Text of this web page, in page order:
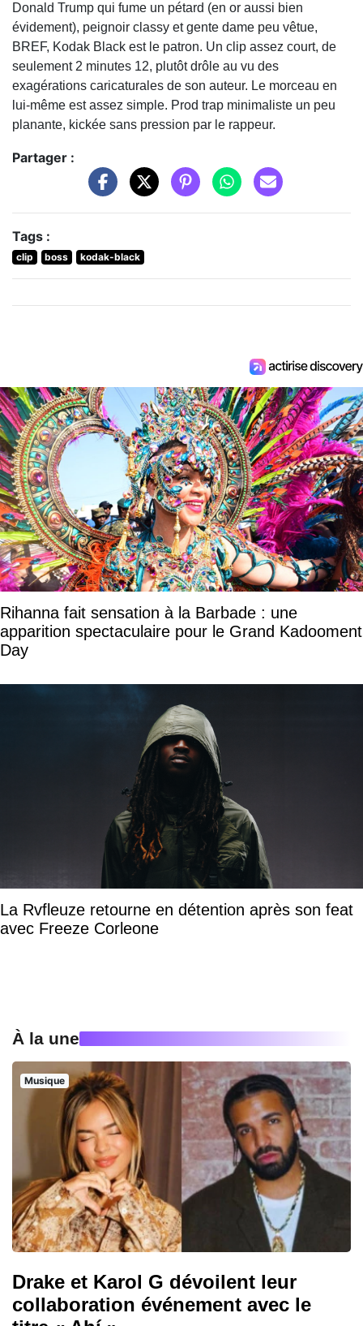
Donald Trump qui fume un pétard (en or aussi bien
évidement), peignoir classy et gente dame peu vêtue,
BREF, Kodak Black est le patron. Un clip assez court, de
seulement 2 minutes 12, plutôt drôle au vu des
exagérations caricaturales de son auteur. Le morceau en
lui-même est assez simple. Prod trap minimaliste un peu
planante, kickée sans pression par le rappeur.
Partager :
Tags :
clip boss kodak-black
Rihanna fait sensation à la Barbade : une
apparition spectaculaire pour le Grand Kadooment
Day
La Rvfleuze retourne en détention après son feat
avec Freeze Corleone
À la une
Musique
Drake et Karol G dévoilent leur
collaboration événement avec le